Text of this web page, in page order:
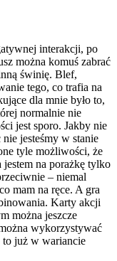
interakcji, po
można komuś zabrać
świnię. Blef,
tego, co trafia na
dla mnie było to,
normalnie nie
jest sporo. Jakby nie
jesteśmy w stanie
tyle możliwości, że
jestem na porażkę tylko
– niemal
mam na ręce. A gra
Karty akcji
można jeszcze
wykorzystywać
to już w wariancie